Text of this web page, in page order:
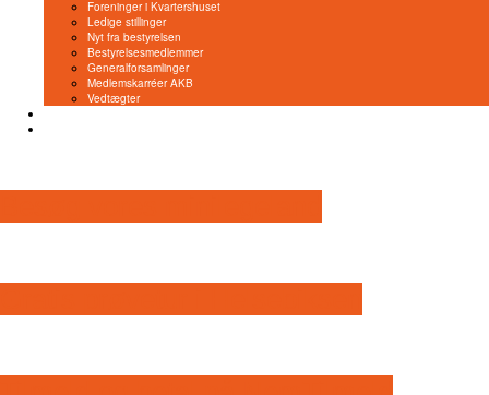
Foreninger i Kvartershuset
Ledige stillinger
Nyt fra bestyrelsen
Bestyrelsesmedlemmer
Generalforsamlinger
Medlemskarréer AKB
Vedtægter